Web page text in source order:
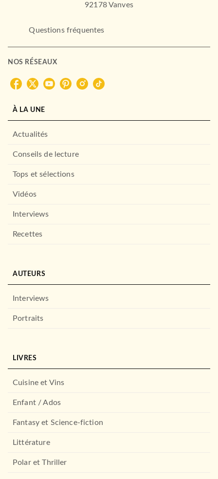
ROMANS FRANCOPHONES
Les Ailes de la tramontane
CALMANN-LÉVY
92178 Vanves
Questions fréquentes
NOS RÉSEAUX
À LA UNE
Actualités
Conseils de lecture
Tops et sélections
Vidéos
Interviews
Recettes
AUTEURS
Interviews
Portraits
LIVRES
Cuisine et Vins
Enfant / Ados
Fantasy et Science-fiction
Littérature
Polar et Thriller